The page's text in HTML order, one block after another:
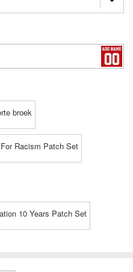
broek
Racism Patch Set
10 Years Patch Set